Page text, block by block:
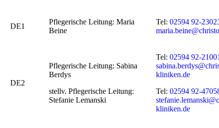
DE1
Pflegerische Leitung: Maria
Beine
Tel: 02594 92-
DE2
Pflegerische Leitung: Sabina
Berdys
stellv. Pflegerische Leitung:
Stefanie Lemanski
Tel: 02594 92-
kliniken.de
Tel: 02594 92-
kliniken.de